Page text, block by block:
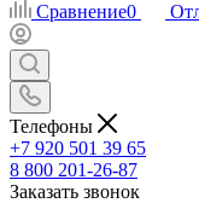
Сравнение0
Телефоны
+7 920 501 39 65
8 800 201-26-87
Заказать звонок